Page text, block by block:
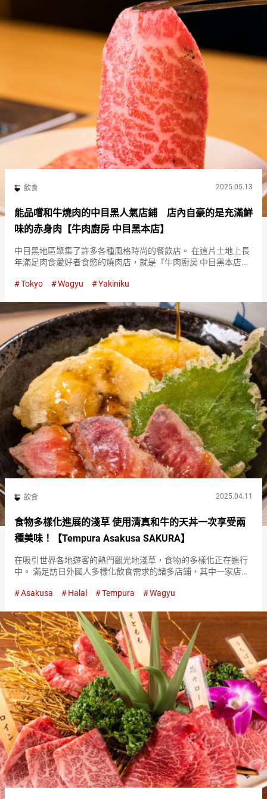
飲食 2025.05.13
能品嚐和牛燒肉的中目黑人氣店鋪 店內自豪的是充滿鮮
味的赤身肉【牛肉廚房 中目黑本店】
中目黑地區聚集了許多各種風格時尚的餐飲店。 在這片土地上長
年滿足肉食愛好者食慾的燒肉店，就是『牛肉廚房 中目黑本店
選的黑毛和牛，是在美食網站上也獲得高評…
Tokyo Wagyu Yakiniku
飲食 2025.04.11
食物多樣化進展的淺草 使用清真和牛的天丼一次享受兩
種美味！【Tempura Asakusa SAKURA】
在吸引世界各地遊客的熱門觀光地淺草，食物的多樣化正在進行
中。 滿足訪日外國人多樣化飲食需求的諸多店鋪，其中一家店就
單是和牛天丼，使用了獲得清真認證的和牛。 和牛天…
Asakusa Halal Tempura Wagyu